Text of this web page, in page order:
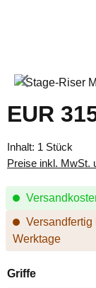
Bildergalerie
Regulärer Preis:
EUR
Inhalt: 1 Stück
Preise inkl. MwSt.
Versandfertig
Werktage
Griffeauswählen